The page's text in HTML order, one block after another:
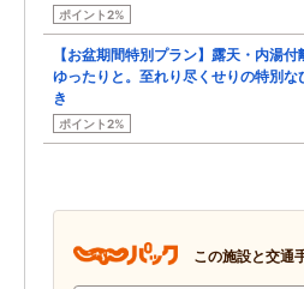
ポイント2%
【お盆期間特別プラン】露天・内湯付
ゆったりと。至れり尽くせりの特別な
き
ポイント2%
この施設と交通